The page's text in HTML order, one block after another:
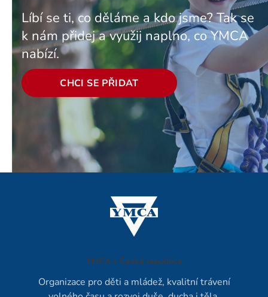
Líbí se ti, co děláme a kdo jsme? Tak se
k nám přidej a využij naplno, co YMCA
nabízí.
CHCI SE PŘIDAT
YMCA v České republice
Organizace pro děti a mládež, kvalitní trávení